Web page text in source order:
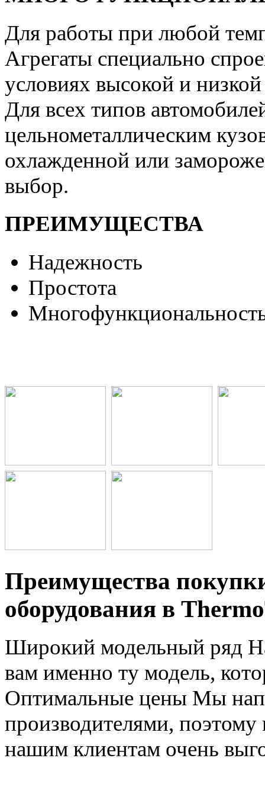
Для работы при любой
Агрегаты специально
условиях высокой и
Для всех типов
цельнометаллическим
охлажденной или
выбор.
ПРЕИМУЩЕСТВА
Надежность
Простота
Преимущества
оборудования в
Широкий модельный ряд
вам именно ту модель,
Оптимальные цены Мы
производителями,
нашим клиентам очень